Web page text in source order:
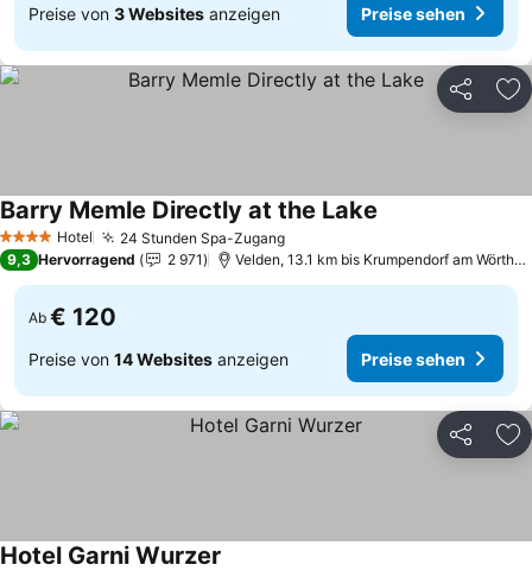
Preise von 3 Websites anzeigen Preise sehen
Teilen
4 Sterne Hotel 24 Stunden Spa-Zugang
Barry Memle Directly at the Lake
9,3 Hervorragend 2 971 Velden, 13.1 km bis Krumpendorf am Wörtherse
Ab € 120
Preise von 14 Websites anzeigen Preise sehen
Teilen
Hotel Garni Wurzer